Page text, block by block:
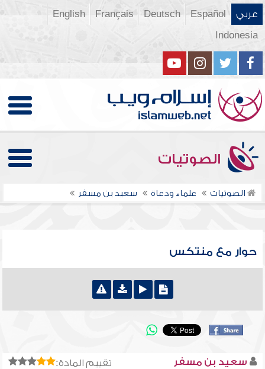
عربي Español
Deutsch
Français
English
Indonesia
الصوتيات
الصوتيات علماء ودعاة سعيد بن مسفر
حوار مع منتكس
تقييم المادة: سعيد بن مسفر